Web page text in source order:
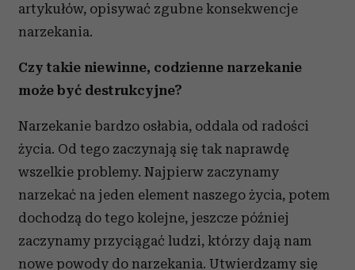
artykułów, opisywać zgubne konsekwencje
narzekania.
Czy takie niewinne, codzienne narzekanie
może być destrukcyjne?
Narzekanie bardzo osłabia, oddala od radości
życia. Od tego zaczynają się tak naprawdę
wszelkie problemy. Najpierw zaczynamy
narzekać na jeden element naszego życia, potem
dochodzą do tego kolejne, jeszcze później
zaczynamy przyciągać ludzi, którzy dają nam
nowe powody do narzekania. Utwierdzamy się